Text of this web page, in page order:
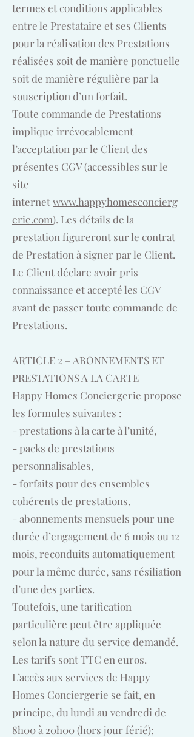
termes et conditions applicables
entre le Prestataire et ses Clients
pour la réalisation des Prestations
réalisées soit de manière ponctuelle
soit de manière régulière par la
souscription d’un forfait.
Toute commande de Prestations
implique irrévocablement
l’acceptation par le Client des
présentes CGV (accessibles sur le
site
internetwww.happyhomesconcierg
erie.com). Les détails de la
prestation figureront sur le contrat
de Prestation à signer par le Client.
Le Client déclare avoir pris
connaissance et accepté les CGV
avant de passer toute commande de
Prestations.
ARTICLE 2 – ABONNEMENTS ET
PRESTATIONS A LA CARTE
Happy Homes Conciergerie propose
les formules suivantes :
- prestations à la carte à l’unité,
- packs de prestations
personnalisables,
- forfaits pour des ensembles
cohérents de prestations,
- abonnements mensuels pour une
durée d’engagement de 6 mois ou 12
mois, reconduits automatiquement
pour la même durée, sans résiliation
d’une des parties.
Toutefois, une tarification
particulière peut être appliquée
selon la nature du service demandé.
Les tarifs sont TTC en euros.
L’accès aux services de Happy
Homes Conciergerie se fait, en
principe, du lundi au vendredi de
8h00 à 20h00 (hors jour férié);